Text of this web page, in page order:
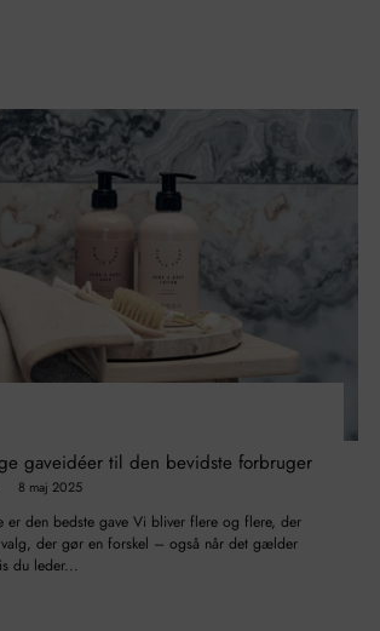
gaveidéer til den bevidste forbruger
8 maj 2025
er den bedste gave Vi bliver flere og flere, der
der gør en forskel – også når det gælder
du leder...